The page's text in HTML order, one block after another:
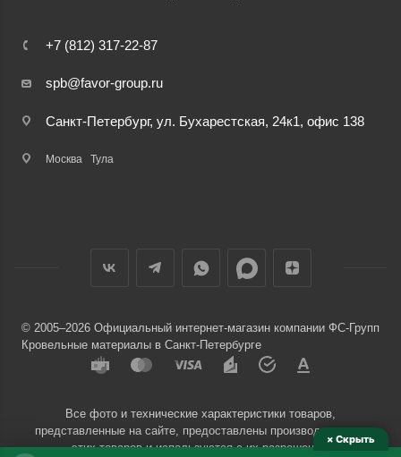
+7 (812) 317-22-87
spb@favor-group.ru
Санкт-Петербург, ул. Бухарестская, 24к1, офис 138
Москва Тула
© 2005–2026 Официальный интернет-магазин компании ФС-Групп
Кровельные материалы в Санкт-Петербурге
Все фото и технические характеристики товаров,
представленные на сайте, предоставлены производителями
этих товаров и используются с их разрешения.
× Скрыть